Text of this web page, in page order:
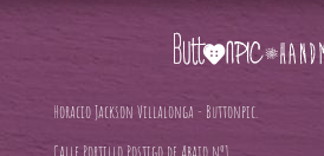
Horacio Jackson Villalonga - Buttonpic.